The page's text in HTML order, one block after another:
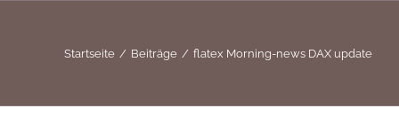
Startseite Beiträge flatex Morning-news DAX update